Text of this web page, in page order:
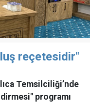
reçetesidir"
Temsilciliği’nde
programı